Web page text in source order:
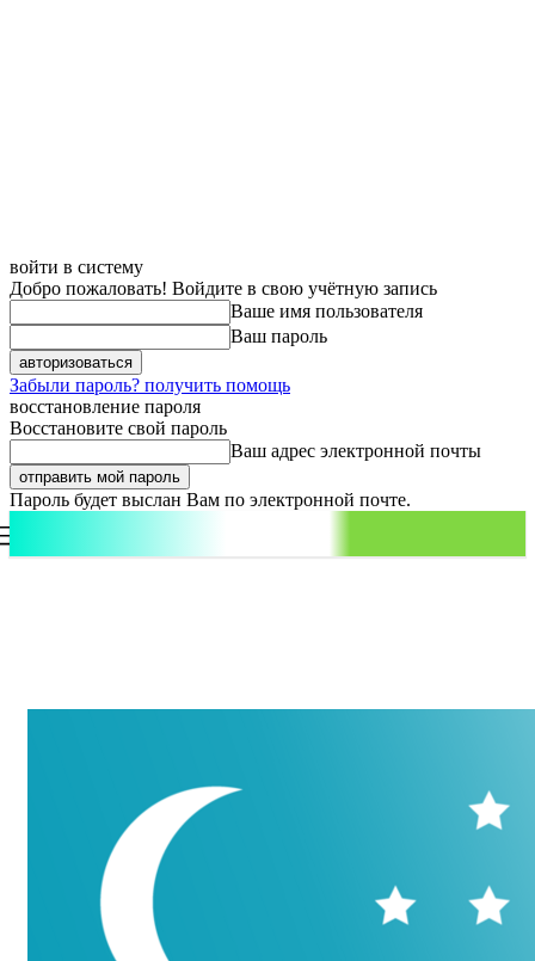
войти в систему
Добро пожаловать! Войдите в свою учётную запись
Ваше имя пользователя
Ваш пароль
Забыли пароль? получить помощь
восстановление пароля
Восстановите свой пароль
Ваш адрес электронной почты
Пароль будет выслан Вам по электронной почте.